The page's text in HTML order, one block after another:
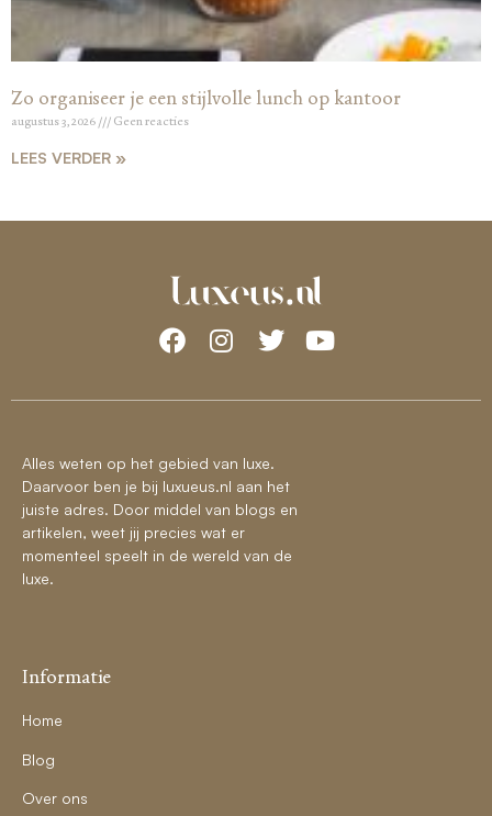
Zo organiseer je een stijlvolle lunch op kantoor
augustus 3, 2026 Geen reacties
LEES VERDER »
Alles weten op het gebied van luxe.
Daarvoor ben je bij luxueus.nl aan het
juiste adres. Door middel van blogs en
artikelen, weet jij precies wat er
momenteel speelt in de wereld van de
luxe.
Informatie
Home
Blog
Over ons